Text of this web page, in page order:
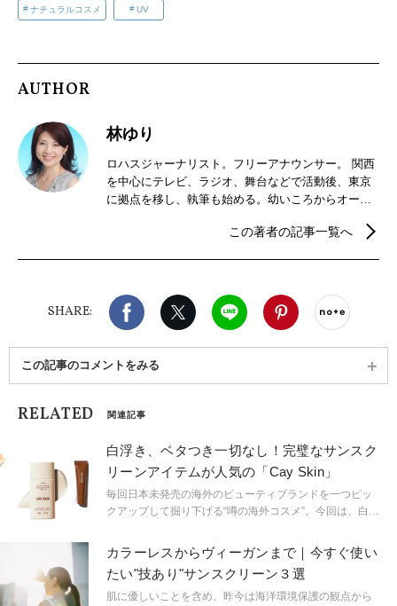
ナチュラルコスメ UV
AUTHOR
林ゆり
ロハスジャーナリスト。フリーアナウンサー。 関西
を中心にテレビ、ラジオ、舞台などで活動後、東京
に拠点を移し、執筆も始める。幼いころからオーガ
ァッション、コスメ、食べ物など、地球にやさし
この著者の記事一覧へ
SHARE:
Facebook X（旧twitter）
LINE Pinterest
この記事のコメントをみる
RELATED 関連記事
白浮き、ベタつき一切なし！完璧なサンスク
リーンアイテムが人気の「Cay Skin」
毎回日本未発売の海外のビューティブランドを一つピッ
クアップして掘り下げる“噂の海外コスメ”。今回は、白斑
ウが自らの経験から立ち上げたサンスクリーンスキンケ
アブランド“Cay Skin”に注目。
カラーレスからヴィーガンまで｜今すぐ使い
たい"技あり"サンスクリーン３選
肌に優しいことを含め、昨今は海洋環境保護の観点から